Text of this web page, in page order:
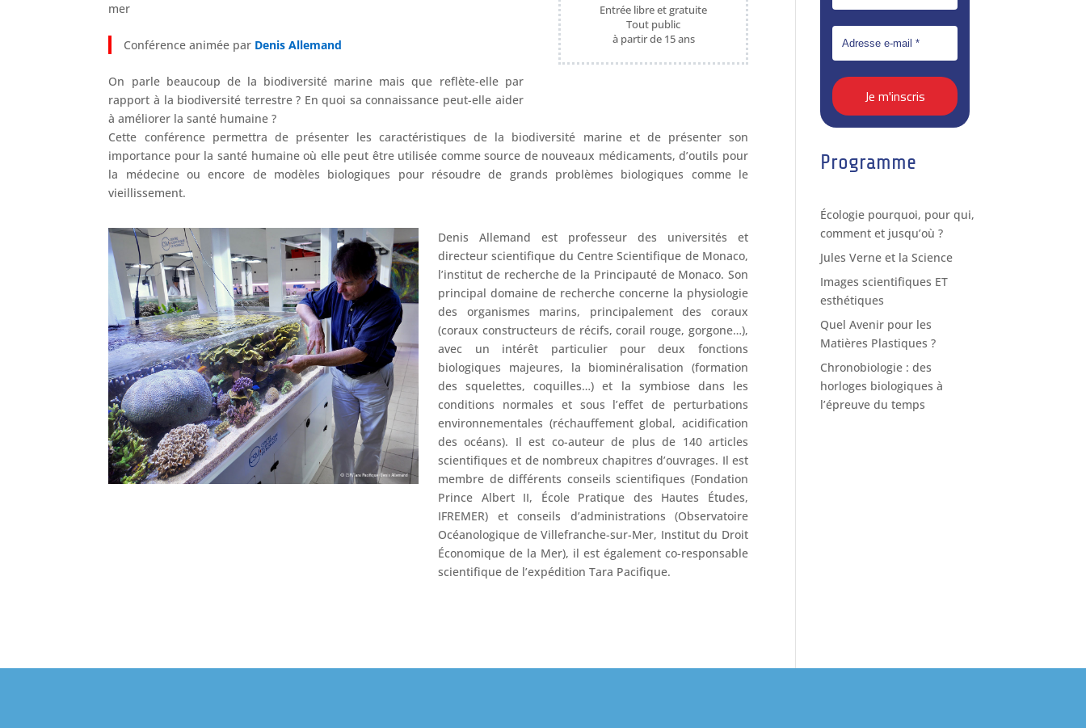
mer
Conférence animée par Denis Allemand
On parle beaucoup de la biodiversité marine mais que reflète-elle par
rapport à la biodiversité terrestre ? En quoi sa connaissance peut-elle aider
à améliorer la santé humaine ?
Entrée libre et gratuite
Tout public
à partir de 15 ans
Cette conférence permettra de présenter les caractéristiques de la biodiversité marine et de présenter son
importance pour la santé humaine où elle peut être utilisée comme source de nouveaux médicaments, d’outils pour
la médecine ou encore de modèles biologiques pour résoudre de grands problèmes biologiques comme le
vieillissement.
Denis Allemand est professeur des universités et
directeur scientifique du Centre Scientifique de Monaco,
l’institut de recherche de la Principauté de Monaco. Son
principal domaine de recherche concerne la physiologie
des organismes marins, principalement des coraux
(coraux constructeurs de récifs, corail rouge, gorgone…),
avec un intérêt particulier pour deux fonctions
biologiques majeures, la biominéralisation (formation
des squelettes, coquilles…) et la symbiose dans les
conditions normales et sous l’effet de perturbations
environnementales (réchauffement global, acidification
des océans). Il est co-auteur de plus de 140 articles
scientifiques et de nombreux chapitres d’ouvrages. Il est
membre de différents conseils scientifiques (Fondation
Prince Albert II, École Pratique des Hautes Études,
IFREMER) et conseils d’administrations (Observatoire
Océanologique de Villefranche-sur-Mer, Institut du Droit
Économique de la Mer), il est également co-responsable
scientifique de l’expédition Tara Pacifique.
Programme
Écologie pourquoi, pour qui,
comment et jusqu’où ?
Jules Verne et la Science
Images scientifiques ET
esthétiques
Quel Avenir pour les
Matières Plastiques ?
Chronobiologie : des
horloges biologiques à
l’épreuve du temps